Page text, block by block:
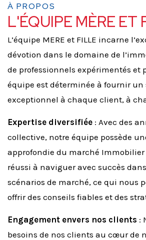
À PROPOS
L'ÉQUIPE MÈRE ET
L’équipe MERE et FILLE incarne
dévotion dans le domaine de
de professionnels expérimentés et
équipe est déterminée à fournir un
exceptionnel à chaque client, à
Expertise diversifiée : Avec des
collective, notre équipe possède
approfondie du marché Immobilier
réussi à naviguer avec succès
scénarios de marché, ce qui nous
offrir des conseils fiables et des
Engagement envers nos clients :
besoins de nos clients au cœur de